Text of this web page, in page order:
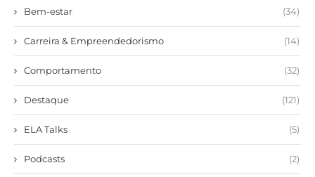
Bem-estar (34)
Carreira & Empreendedorismo (14)
Comportamento (32)
Destaque (121)
ELA Talks (5)
Podcasts (2)